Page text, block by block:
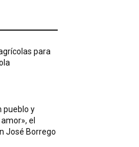
para
pueblo y
el
José Borrego